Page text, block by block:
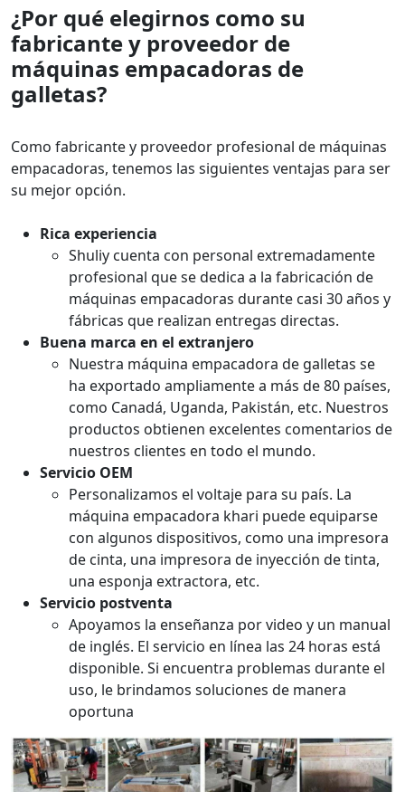
¿Por qué elegirnos como su
fabricante y proveedor de
máquinas empacadoras de
galletas?
Como fabricante y proveedor profesional de máquinas
empacadoras, tenemos las siguientes ventajas para ser
su mejor opción.
Rica experiencia
Shuliy cuenta con personal extremadamente
profesional que se dedica a la fabricación de
máquinas empacadoras durante casi 30 años y
fábricas que realizan entregas directas.
Buena marca en el extranjero
Nuestra máquina empacadora de galletas se
ha exportado ampliamente a más de 80 países,
como Canadá, Uganda, Pakistán, etc. Nuestros
productos obtienen excelentes comentarios de
nuestros clientes en todo el mundo.
Servicio OEM
Personalizamos el voltaje para su país. La
máquina empacadora khari puede equiparse
con algunos dispositivos, como una impresora
de cinta, una impresora de inyección de tinta,
una esponja extractora, etc.
Servicio postventa
Apoyamos la enseñanza por video y un manual
de inglés. El servicio en línea las 24 horas está
disponible. Si encuentra problemas durante el
uso, le brindamos soluciones de manera
oportuna